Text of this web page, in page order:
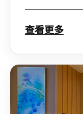
查看更多